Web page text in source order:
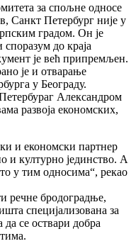
за спољне односе
Санкт Петербург није у
градом. Он је
до краја
је већ припремљен.
је и отварање
у Београду.
Александром
развоја економских,
и економски партнер
и културно јединство. А
у тим односима“, рекао
речне бродоградње,
специјализована за
се оствари добра